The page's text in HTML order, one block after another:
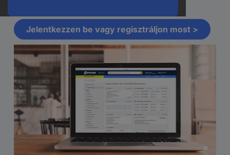
Jelentkezzen be vagy regisztráljon most >